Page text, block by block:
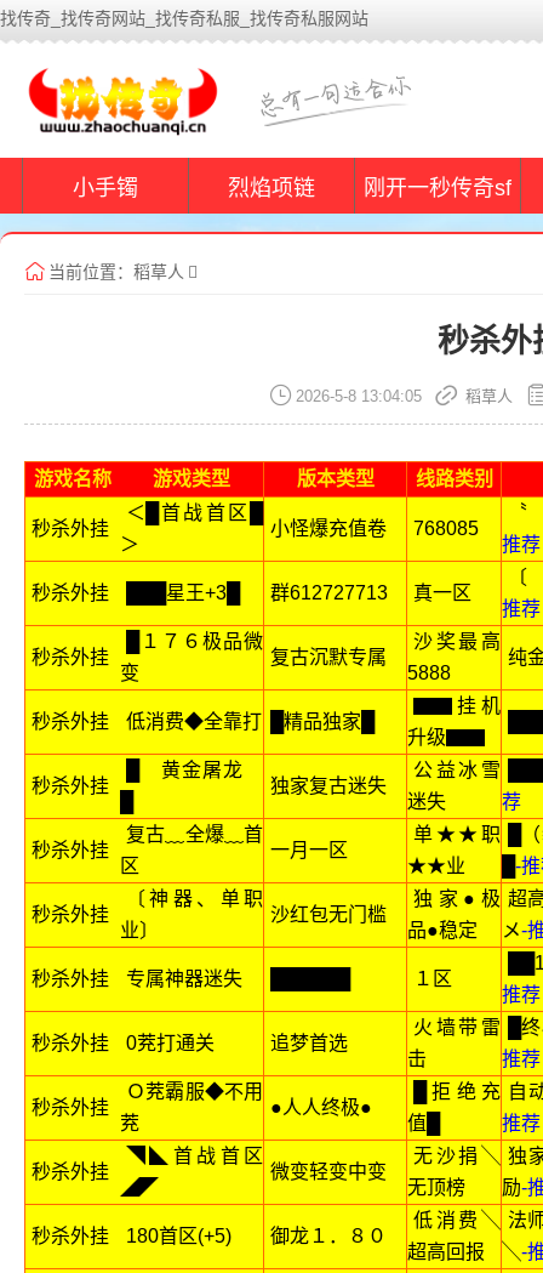
找传奇_找传奇网站_找传奇私服_找传奇私服网站
小手镯 烈焰项链 刚开一秒传奇sf
当前位置： 稻草人
秒杀外
2026-5-8 13:04:05 稻草人
游戏名称 游戏类型 版本类型 线路类别
秒杀外挂
＜█首战首区█
＞
小怪爆充值卷 768085
推荐
秒杀外挂 ███星王+3█ 群612727713 真一区
推荐
秒杀外挂
█１７６极品微
变
复古沉默专属
沙奖最高
5888
纯
秒杀外挂 低消费◆全靠打 █精品独家█
▇▇挂机
升级▇▇
秒杀外挂
█ 黄金屠龙
独家复古迷失
公益冰雪
迷失
荐
秒杀外挂
复古﹏全爆﹏首
区
一月一区
单★★职
★★业
█
-
秒杀外挂
〔神器、单职
业〕
沙红包无门槛
独家●极
品●稳定
超
メ-
秒杀外挂 专属神器迷失 １区
推荐
秒杀外挂 0茺打通关 追梦首选
火墙带雷
击
█
推荐
秒杀外挂
Ｏ茺霸服◆不用
茺
●人人终极●
█拒绝充
值█
自
推荐
秒杀外挂
◥◣首战首区
◢◤
微变轻变中变
无沙捐╲
无顶榜
独
励-
秒杀外挂 180首区(+5) 御龙１．８０
低消费╲
超高回报
法
╲-